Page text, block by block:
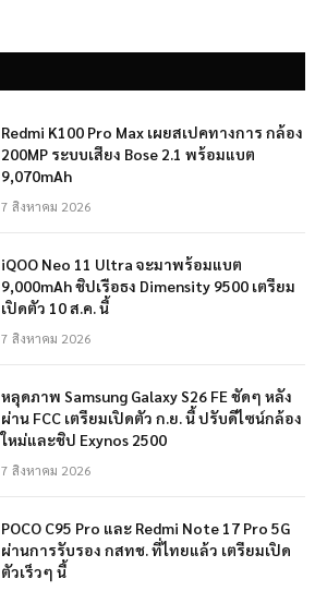
Redmi K100 Pro Max เผยสเปคทางการ กล้อง
200MP ระบบเสียง Bose 2.1 พร้อมแบต
9,070mAh
7 สิงหาคม 2026
iQOO Neo 11 Ultra จะมาพร้อมแบต
9,000mAh ชิปเรือธง Dimensity 9500 เตรียม
เปิดตัว 10 ส.ค. นี้
7 สิงหาคม 2026
หลุดภาพ Samsung Galaxy S26 FE ชัดๆ หลัง
ผ่าน FCC เตรียมเปิดตัว ก.ย. นี้ ปรับดีไซน์กล้อง
ใหม่และชิป Exynos 2500
7 สิงหาคม 2026
POCO C95 Pro และ Redmi Note 17 Pro 5G
ผ่านการรับรอง กสทช. ที่ไทยแล้ว เตรียมเปิด
ตัวเร็วๆ นี้